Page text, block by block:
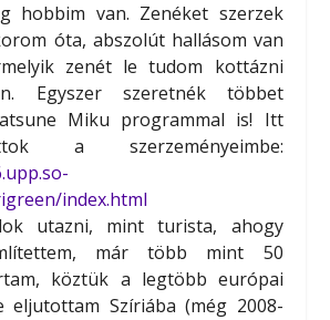
hobbim van. Zenéket szerzek
óta, abszolút hallásom van
zenét le tudom kottázni
Egyszer szeretnék többet
Miku programmal is! Itt
a szerzeményeimbe:
index.html
utazni, mint turista, ahogy
már több mint 50
köztük a legtöbb európai
eljutottam Szíriába (még 2008-